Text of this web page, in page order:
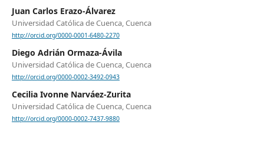
Juan Carlos Erazo-Álvarez
Universidad Católica de Cuenca, Cuenca
http://orcid.org/0000-0001-6480-2270
Diego Adrián Ormaza-Ávila
Universidad Católica de Cuenca, Cuenca
http://orcid.org/0000-0002-3492-0943
Cecilia Ivonne Narváez-Zurita
Universidad Católica de Cuenca, Cuenca
http://orcid.org/0000-0002-7437-9880